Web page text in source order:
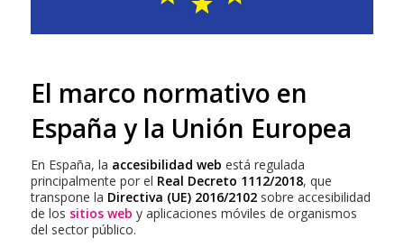
El marco normativo en
España y la Unión Europea
En España, la accesibilidad web está regulada
principalmente por el Real Decreto 1112/2018, que
transpone la Directiva (UE) 2016/2102sobre accesibilidad
de los sitios web y aplicaciones móviles de organismos
del sector público.